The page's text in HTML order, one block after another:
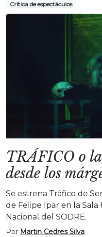
Crítica de espectáculos
TRÁFICO o la
desde los
Se estrena Tráfico de
de Felipe Ipar en la
Nacional del SODRE.
Por Martin Cedres Silva